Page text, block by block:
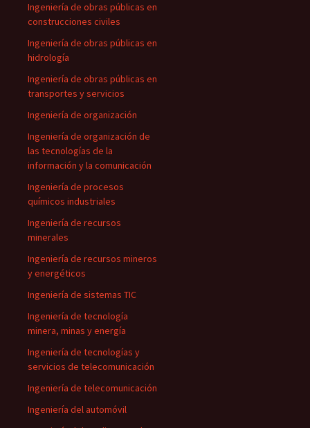
Ingeniería de obras públicas en
construcciones civiles
Ingeniería de obras públicas en
hidrología
Ingeniería de obras públicas en
transportes y servicios
Ingeniería de organización
Ingeniería de organización de
las tecnologías de la
información y la comunicación
Ingeniería de procesos
químicos industriales
Ingeniería de recursos
minerales
Ingeniería de recursos mineros
y energéticos
Ingeniería de sistemas TIC
Ingeniería de tecnología
minera, minas y energía
Ingeniería de tecnologías y
servicios de telecomunicación
Ingeniería de telecomunicación
Ingeniería del automóvil